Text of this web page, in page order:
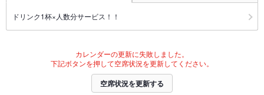
ドリンク1杯×人数分サービス！！
カレンダーの更新に失敗しました。
下記ボタンを押して空席状況を更新してください。
空席状況を更新する